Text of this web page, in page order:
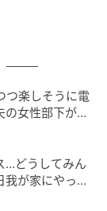
から草刈りに
、義母が庭
院に付き添
つ楽しそうに電
女性部下が気
…どうしてみん
が家にやって